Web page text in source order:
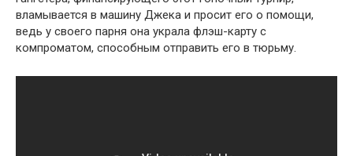
вламывается в машину Джека и просит его о помощи,
ведь у своего парня она украла флэш-карту с
компроматом, способным отправить его в тюрьму.